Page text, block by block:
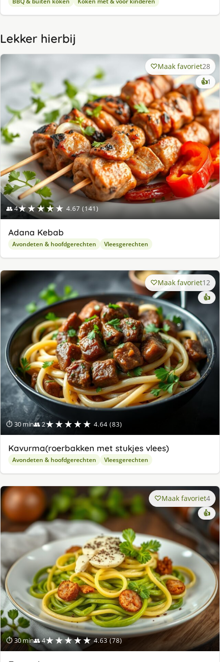
Lekker hierbij
👥 4★★★★★ 4.67 (141)
Maak favoriet28
👍1
Adana Kebab
Avondeten & hoofdgerechten Vleesgerechten
⏱ 30 min👥 2★★★★★ 4.64 (83)
Maak favoriet12
👍
Kavurma(roerbakken met stukjes vlees)
Avondeten & hoofdgerechten Vleesgerechten
⏱ 30 min👥 4★★★★★ 4.63 (78)
Maak favoriet4
👍